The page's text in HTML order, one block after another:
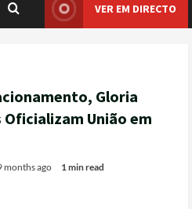
VER EM DIRECTO
Gloria
União em
months ago 1 min read